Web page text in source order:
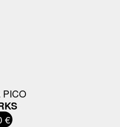
PICO
€